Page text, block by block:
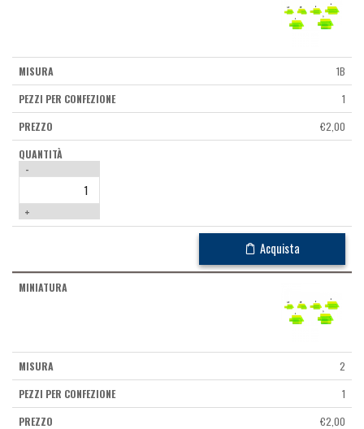
1B
1
€2,00
-
+
Acquista
2
1
€2,00